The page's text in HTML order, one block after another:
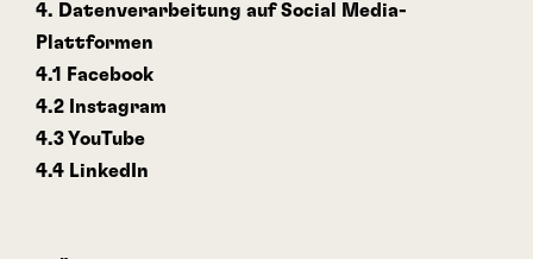
4. Datenverarbeitung auf Social Media-
Plattformen
4.1 Facebook
4.2 Instagram
4.3 YouTube
4.4 LinkedIn